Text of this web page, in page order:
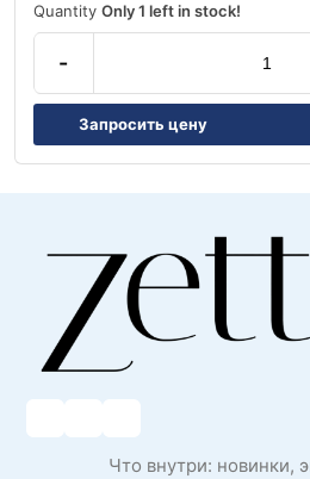
Quantity Only 1 left in stock!
-
Запросить цену
Что внутри: новинки,